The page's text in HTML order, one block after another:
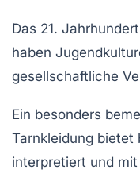
Das 21. Jahrhundert
haben
gesellschaftliche
Ein besonders
Tarnkleidung bietet
interpretiert und